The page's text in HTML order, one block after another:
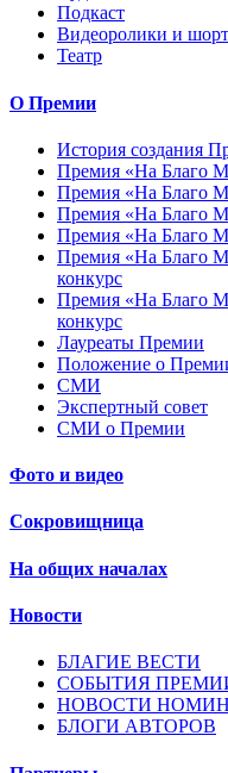
Подкаст
Видеоролики и
Театр
О Премии
История создания
Премия «На Благо
Премия «На Благо
Премия «На Благо
Премия «На Благо
Премия «На Благо
конкурс
Премия «На Благо
конкурс
Лауреаты Премии
Положение о
СМИ
Экспертный совет
СМИ о Премии
Фото и видео
Сокровищница
На общих началах
Новости
БЛАГИЕ ВЕСТИ
СОБЫТИЯ
НОВОСТИ
БЛОГИ АВТОРОВ